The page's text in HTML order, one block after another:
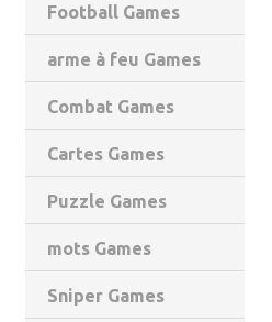
Football Games
arme à feu Games
Combat Games
Cartes Games
Puzzle Games
mots Games
Sniper Games